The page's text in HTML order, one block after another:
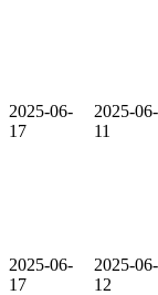
2025-06-
17
2025-06-
11
2025-06-
17
2025-06-
12